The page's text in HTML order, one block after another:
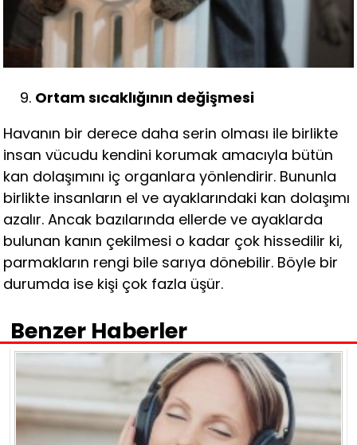
Ortam sıcaklığının değişmesi
Havanın bir derece daha serin olması ile birlikte
insan vücudu kendini korumak amacıyla bütün
kan dolaşımını iç organlara yönlendirir. Bununla
birlikte insanların el ve ayaklarındaki kan dolaşımı
azalır. Ancak bazılarında ellerde ve ayaklarda
bulunan kanın çekilmesi o kadar çok hissedilir ki,
parmakların rengi bile sarıya dönebilir. Böyle bir
durumda ise kişi çok fazla üşür.
Benzer Haberler